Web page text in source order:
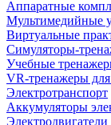
Аппаратные
Мультимедийные
Виртуальные
Симуляторы-
Учебные
VR-тренажеры для
Электротранспорт
Аккумуляторы
Электродвигатели